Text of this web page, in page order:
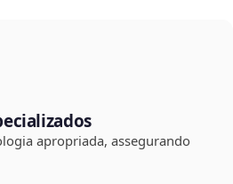
apropriada, assegurando